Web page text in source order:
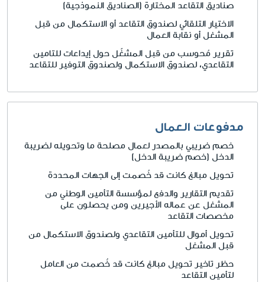
صناديق التقاعد المختارة (الصناديق النموذجية)
الاختيار التلقائي لصندوق التقاعد أو الاستكمال من قبل
المشغل أو نقابة العمال
تقرير مُحوسب من قبل المشغّل حول إيداعات للتامين
التقاعدي، لصندوق الاستكمال ولصندوق التوفير للتقاعد
مدفوعات العمال
خصم ضريبي بالمصدر لعمال مصلحة ما وتحويله لضريبة
الدخل (خصم ضريبة الدخل)
تحويل مبالغ كانت قد خُصمت إلى الجهات المحددة
تقديم التقارير والدفع لمؤسسة التأمين الوطني من
المشغل عن عماله الأجيرين ومن يحصلون على
مخصصات التقاعد
تحويل أموال للتأمين التقاعدي ولصندوق الاستكمال من
قبل المشغل
حظر تاخير تحويل مبالغ كانت قد خُصمت من العامل
لتأمين التقاعد